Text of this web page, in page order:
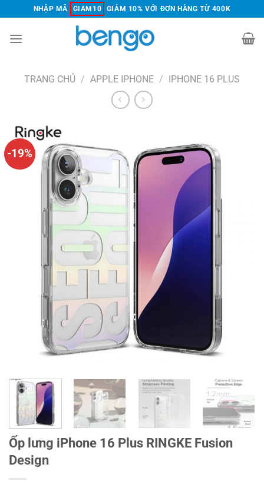
đến
nội
NHẬP MÃ GIAM10 GIẢM 10% VỚI ĐƠN HÀNG TỪ 400K
TRANG CHỦ / APPLE IPHONE / IPHONE 16 PLUS
-19%
Ốp lưng iPhone 16 Plus RINGKE Fusion
Design